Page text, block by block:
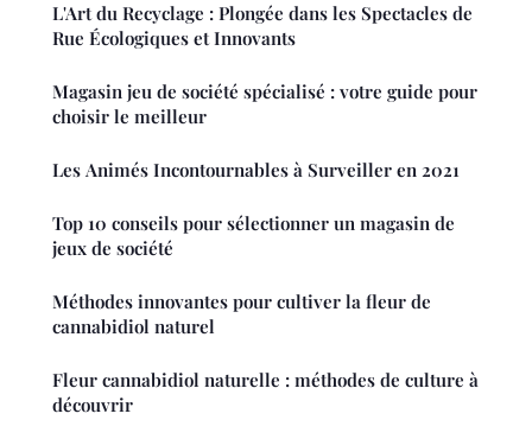
L'Art du Recyclage : Plongée dans les Spectacles de
Rue Écologiques et Innovants
Magasin jeu de société spécialisé : votre guide pour
choisir le meilleur
Les Animés Incontournables à Surveiller en 2021
Top 10 conseils pour sélectionner un magasin de
jeux de société
Méthodes innovantes pour cultiver la fleur de
cannabidiol naturel
Fleur cannabidiol naturelle : méthodes de culture à
découvrir